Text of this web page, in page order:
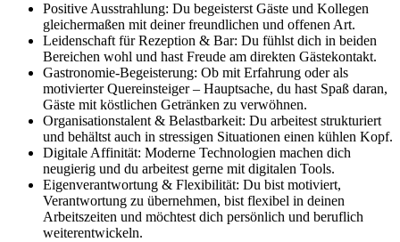
Positive Ausstrahlung: Du begeisterst Gäste und Kollegen
gleichermaßen mit deiner freundlichen und offenen Art.
Leidenschaft für Rezeption & Bar: Du fühlst dich in beiden
Bereichen wohl und hast Freude am direkten Gästekontakt.
Gastronomie-Begeisterung: Ob mit Erfahrung oder als
motivierter Quereinsteiger – Hauptsache, du hast Spaß daran,
Gäste mit köstlichen Getränken zu verwöhnen.
Organisationstalent & Belastbarkeit: Du arbeitest strukturiert
und behältst auch in stressigen Situationen einen kühlen Kopf.
Digitale Affinität: Moderne Technologien machen dich
neugierig und du arbeitest gerne mit digitalen Tools.
Eigenverantwortung & Flexibilität: Du bist motiviert,
Verantwortung zu übernehmen, bist flexibel in deinen
Arbeitszeiten und möchtest dich persönlich und beruflich
weiterentwickeln.